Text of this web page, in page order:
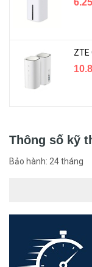
Thông số kỹ
Bảo hành: 24 tháng